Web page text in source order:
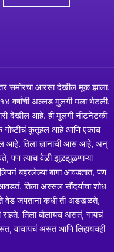
समोरचा आरसा देखील मूक झाला.
वर्षांची अल्लड मुलगी मला भेटली.
देखील आहे. ही मुलगी नीटनेटकी
गोष्टींचं कुतूहल आहे आणि एकाच
आहे. तिला ज्ञानाची आस आहे, अन्
पण त्याच वेळी झुळझुळणाऱ्या
बहरलेल्या बागा आवडतात, पण
तिला अस्सल सौंदर्याचा शोध
वेड जपताना कधी ती अडखळते,
तिला बोलायचं असतं, गायचं
वाचायचं असतं आणि लिहायचंही